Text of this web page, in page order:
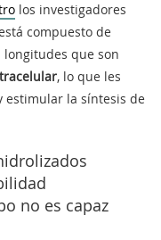
los investigadores
compuesto de
que son
, lo que les
estimular la síntesis de
no es capaz